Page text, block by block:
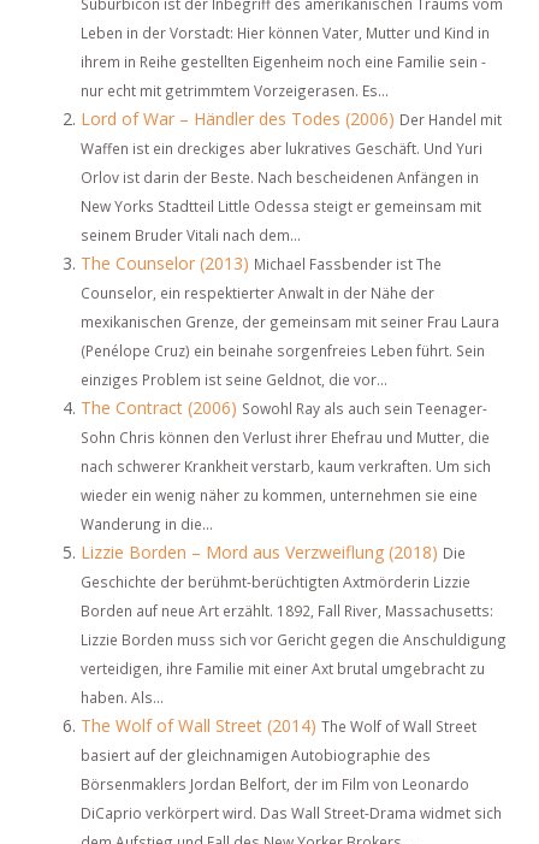
Leben in der Vorstadt: Hier können Vater, Mutter und Kind in
ihrem in Reihe gestellten Eigenheim noch eine Familie sein -
nur echt mit getrimmtem Vorzeigerasen. Es...
Lord of War – Händler des Todes (2006) Der Handel mit
Waffen ist ein dreckiges aber lukratives Geschäft. Und Yuri
Orlov ist darin der Beste. Nach bescheidenen Anfängen in
New Yorks Stadtteil Little Odessa steigt er gemeinsam mit
seinem Bruder Vitali nach dem...
The Counselor (2013) Michael Fassbender ist The
Counselor, ein respektierter Anwalt in der Nähe der
mexikanischen Grenze, der gemeinsam mit seiner Frau Laura
(Penélope Cruz) ein beinahe sorgenfreies Leben führt. Sein
einziges Problem ist seine Geldnot, die vor...
The Contract (2006) Sowohl Ray als auch sein Teenager-
Sohn Chris können den Verlust ihrer Ehefrau und Mutter, die
nach schwerer Krankheit verstarb, kaum verkraften. Um sich
wieder ein wenig näher zu kommen, unternehmen sie eine
Wanderung in die...
Lizzie Borden – Mord aus Verzweiflung (2018) Die
Geschichte der berühmt-berüchtigten Axtmörderin Lizzie
Borden auf neue Art erzählt. 1892, Fall River, Massachusetts:
Lizzie Borden muss sich vor Gericht gegen die Anschuldigung
verteidigen, ihre Familie mit einer Axt brutal umgebracht zu
haben. Als...
The Wolf of Wall Street (2014) The Wolf of Wall Street
basiert auf der gleichnamigen Autobiographie des
Börsenmaklers Jordan Belfort, der im Film von Leonardo
DiCaprio verkörpert wird. Das Wall Street-Drama widmet sich